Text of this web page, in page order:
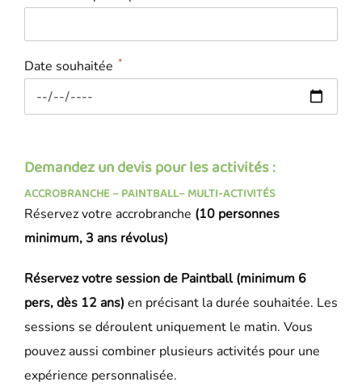
Date souhaitée *
Demandez un devis pour les activités :
ACCROBRANCHE–PAINTBALL–MULTI-ACTIVITÉS
Réservez votre accrobranche (10 personnes
minimum, 3 ans révolus)
Réservez votre session de Paintball (minimum 6
pers, dès 12 ans) en précisant la durée souhaitée. Les
sessions se déroulent uniquement le matin. Vous
pouvez aussi combiner plusieurs activités pour une
expérience personnalisée.